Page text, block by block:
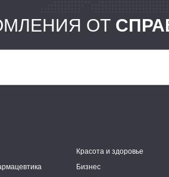
ОТ
Красота и здоровье
Бизнес